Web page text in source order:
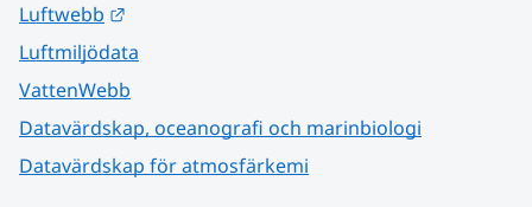
Luftwebb
Luftmiljödata
VattenWebb
Datavärdskap, oceanografi och marinbiologi
Datavärdskap för atmosfärkemi